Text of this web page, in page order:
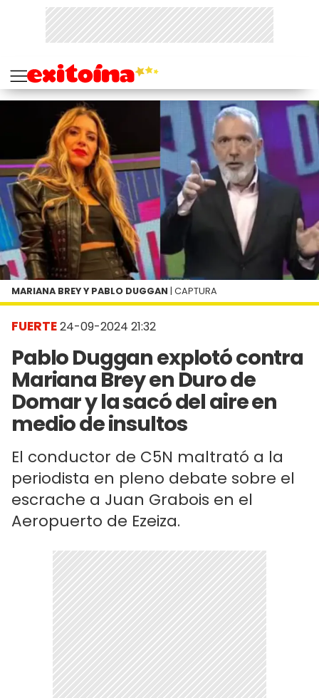
FUERTE24-09-2024 21:32
Pablo Duggan explotó contra
Mariana Brey en Duro de
Domar y la sacó del aire en
medio de insultos
El conductor de C5N maltrató a la
periodista en pleno debate sobre el
escrache a Juan Grabois en el
Aeropuerto de Ezeiza.
MARIANA BREY Y PABLO DUGGAN | CAPTURA